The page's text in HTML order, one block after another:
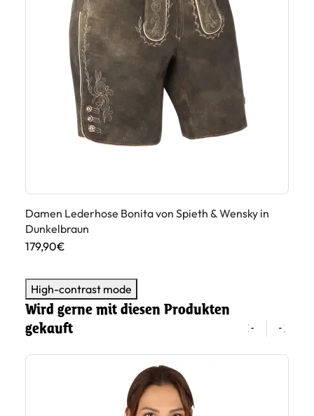
Damen Lederhose Bonita von Spieth & Wensky in
Dunkelbraun
179,90€
High-contrast mode
Wird gerne mit diesen Produkten
gekauft